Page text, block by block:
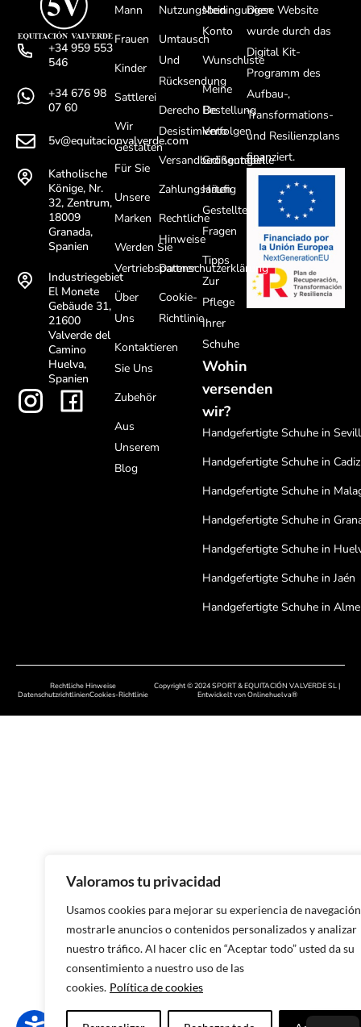
Valoramos tu privacidad
Usamos cookies para mejorar su experiencia de
mostrarle anuncios o contenidos personalizados y analizar
nuestro tráfico. Al hacer clic en “Aceptar todo” usted da su
consentimiento a nuestro uso de las
cookies. Política de cookies
+34 959 553
546
+34 676 98
07 60
5v@equitacionvalverde.com
Katholische
Könige, Nr.
32, Zentrum,
18009
Granada,
Spanien
Industriegebiet
El Monete
Gebäude 31,
21600
Valverde del
Camino
Huelva,
Spanien
Mann
Frauen
Kinder
Sattlerei
Wir
Gestalten
Für Sie
Unsere
Marken
Werden Sie
Vertriebspartner
Über
Uns
Kontaktieren
Sie Uns
Zubehör
Aus
Unserem
Blog
Nutzungsbedingungen
Umtausch
Und
Rücksendung
Derecho De
Desistimiento
Versandbedingungen
Zahlungsarten
Rechtliche
Hinweise
Datenschutzerklärung
Cookie-
Richtlinie
Mein
Konto
Wunschliste
Meine
Bestellung
Verfolgen
Größentabelle
Häufig
Gestellte
Fragen
Tipps
Zur
Pflege
Ihrer
Schuhe
Wohin
versenden
wir?
Handgefertigte Schuhe in
Handgefertigte Schuhe in Cadiz
Handgefertigte Schuhe in
Handgefertigte Schuhe in
Handgefertigte Schuhe in
Handgefertigte Schuhe in Jaén
Handgefertigte Schuhe in
Handgefertigte Schuhe in
Handgefertigte Schuhe in
Handgefertigte Schuhe in A
Handgefertigte Schuhe in
Handgefertigte Schuhe in
Diese Website
wurde durch das
Digital Kit-
Programm des
Aufbau-,
Transformations-
und Resilienzplans
finanziert.
Rechtliche Hinweise
DatenschutzrichtlinienCookies-Richtlinie
Copyright © 2024 SPORT & EQUITACIÓN VALVERDE SL |
Entwickelt vonOnlinehuelva®